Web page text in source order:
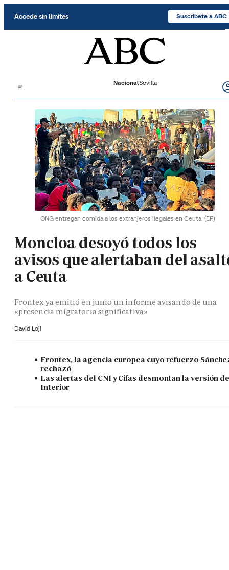
Accede sin límites Suscríbete a ABC
NacionalSevilla
ONG entregan comida a los extranjeros ilegales en Ceuta. (EP)
Moncloa desoyó todos los
avisos que alertaban del
a Ceuta
Frontex ya emitió en junio un informe avisando de una
«presencia migratoria significativa»
David Loji
Frontex, la agencia europea cuyo refuerzo
rechazó
Las alertas del CNI y Cifas desmontan la versión
Interior